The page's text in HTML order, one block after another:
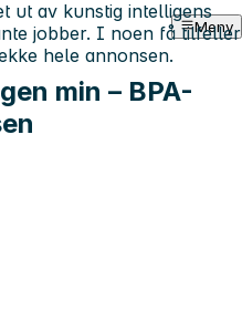
Meny
min – BPA-
ut av kunstig intelligens
jobber. I noen få tilfeller
hele annonsen.